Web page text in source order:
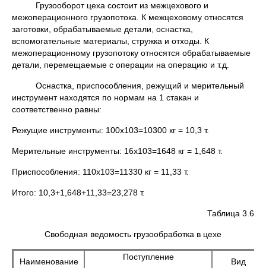
Грузооборот цеха состоит из межцехового и
межоперационного грузопотока. К межцеховому относятся
заготовки, обрабатываемые детали, оснастка,
вспомогательные материалы, стружка и отходы. К
межоперационному грузопотоку относятся обрабатываемые
детали, перемещаемые с операции на операцию и т.д.
Оснастка, приспособления, режущий и мерительный
инструмент находятся по нормам на 1 стакан и
соответственно равны:
Режущие инструменты: 100х103=10300 кг = 10,3 т.
Мерительные инструменты: 16х103=1648 кг = 1,648 т.
Приспособления: 110х103=11330 кг = 11,33 т.
Итого: 10,3+1,648+11,33=23,278 т.
Таблица 3.6
Свободная ведомость грузообработка в цехе
Наименование
Поступление
Вид